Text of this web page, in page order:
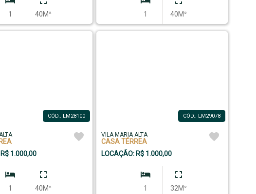
1 40M² 1 40M²
CÓD.: LM28100
1.000,00
1 40M²
CÓD.: LM29078
VILA MARIA ALTA
CASA TÉRREA
LOCAÇÃO: R$ 1.000,00
1 32M²